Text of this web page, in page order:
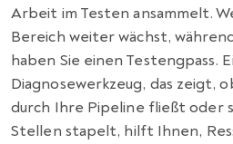
Arbeit im Testen ansammelt.
Bereich weiter wächst,
haben Sie einen Testengpass.
Diagnosewerkzeug, das zeigt,
durch Ihre Pipeline fließt oder
Stellen stapelt, hilft Ihnen,